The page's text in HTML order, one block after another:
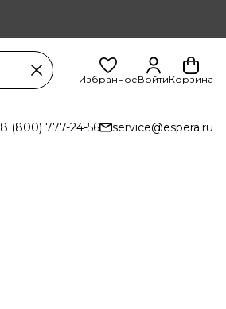
ИзбранноеВойтиКорзина
8 (800) 777-24-56 service@espera.ru